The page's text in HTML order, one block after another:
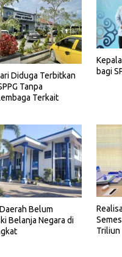
Diduga Terbitkan
Tanpa
Terkait
bagi
Belum
Belanja Negara di
Triliun